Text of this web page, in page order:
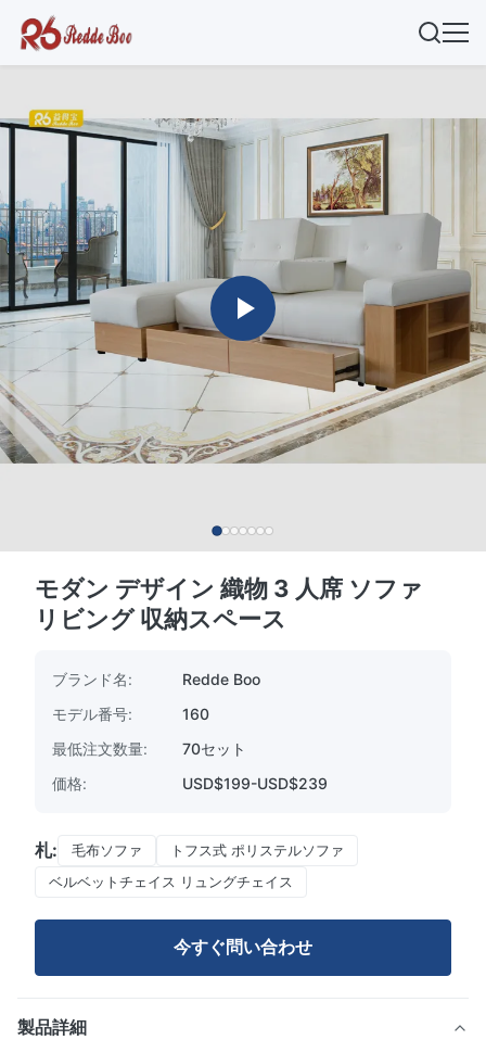
モダン デザイン 織物 3 人席 ソファ
リビング 収納スペース
ブランド名:
Redde Boo
モデル番号:
160
最低注文数量:
70セット
価格:
USD$199-USD$239
札: 毛布ソファ
トフス式 ポリステルソファ
ベルベットチェイス リュングチェイス
今すぐ問い合わせ
製品詳細